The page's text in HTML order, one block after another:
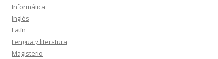
Informática
Inglés
Latín
Lengua y literatura
Magisterio